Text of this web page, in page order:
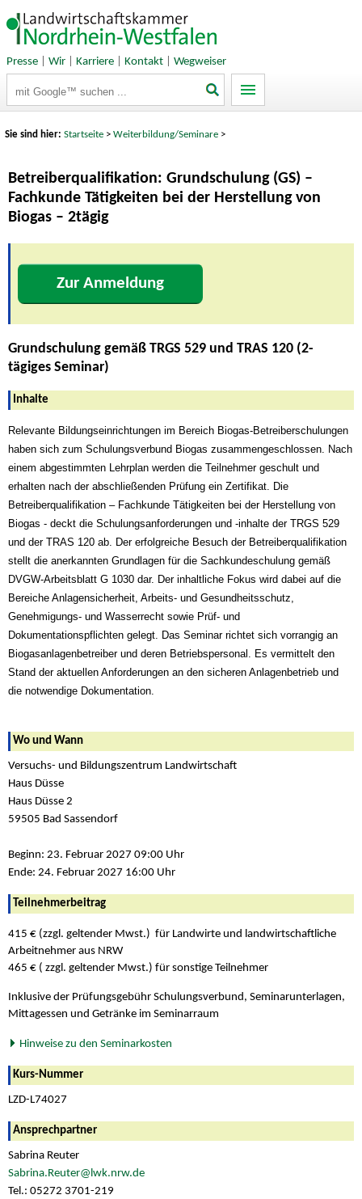
Presse| Wir| Karriere| Kontakt| Wegweiser
Sie sind hier:Startseite >Weiterbildung/Seminare >
Betreiberqualifikation: Grundschulung (GS) –
Fachkunde Tätigkeiten bei der Herstellung von
Biogas – 2tägig
Zur Anmeldung
Grundschulung gemäß TRGS 529 und TRAS 120 (2-
tägiges Seminar)
Inhalte
Relevante Bildungseinrichtungen im Bereich Biogas-Betreiberschulungen
haben sich zum Schulungsverbund Biogas zusammengeschlossen. Nach
einem abgestimmten Lehrplan werden die Teilnehmer geschult und
erhalten nach der abschließenden Prüfung ein Zertifikat. Die
Betreiberqualifikation – Fachkunde Tätigkeiten bei der Herstellung von
Biogas - deckt die Schulungsanforderungen und -inhalte der TRGS 529
und der TRAS 120 ab. Der erfolgreiche Besuch der Betreiberqualifikation
stellt die anerkannten Grundlagen für die Sachkundeschulung gemäß
DVGW-Arbeitsblatt G 1030 dar. Der inhaltliche Fokus wird dabei auf die
Bereiche Anlagensicherheit, Arbeits- und Gesundheitsschutz,
Genehmigungs- und Wasserrecht sowie Prüf- und
Dokumentationspflichten gelegt. Das Seminar richtet sich vorrangig an
Biogasanlagenbetreiber und deren Betriebspersonal. Es vermittelt den
Stand der aktuellen Anforderungen an den sicheren Anlagenbetrieb und
die notwendige Dokumentation.
Wo und Wann
Versuchs- und Bildungszentrum Landwirtschaft
Haus Düsse
Haus Düsse 2
59505 Bad Sassendorf
Beginn: 23. Februar 2027 09:00 Uhr
Ende: 24. Februar 2027 16:00 Uhr
Teilnehmerbeitrag
415 € (zzgl. geltender Mwst.) für Landwirte und landwirtschaftliche
Arbeitnehmer aus NRW
465 € ( zzgl. geltender Mwst.) für sonstige Teilnehmer
Inklusive der Prüfungsgebühr Schulungsverbund, Seminarunterlagen,
Mittagessen und Getränke im Seminarraum
Hinweise zu den Seminarkosten
Kurs-Nummer
LZD-L74027
Ansprechpartner
Sabrina Reuter
Sabrina.Reuter@lwk.nrw.de
Tel.: 05272 3701-219